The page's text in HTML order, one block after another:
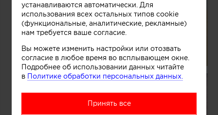
устанавливаются автоматически. Для
использования всех остальных типов cookie
(функциональные, аналитические, рекламные)
нам требуется ваше согласие.
Вы можете изменить настройки или отозвать
согласие в любое время во всплывающем окне.
Подробнее об использовании данных читайте
в Политике обработки персональных данных.
Принять все